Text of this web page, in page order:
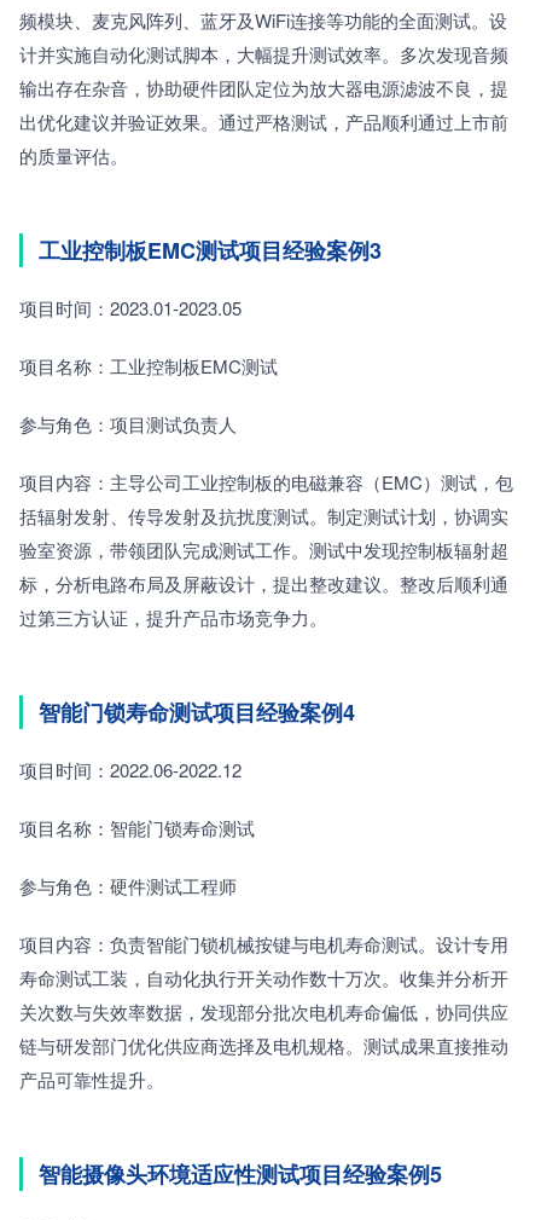
频模块、麦克风阵列、蓝牙及WiFi连接等功能的全面测试。设
计并实施自动化测试脚本，大幅提升测试效率。多次发现音频
输出存在杂音，协助硬件团队定位为放大器电源滤波不良，提
出优化建议并验证效果。通过严格测试，产品顺利通过上市前
的质量评估。
工业控制板EMC测试项目经验案例3
项目时间：2023.01-2023.05
项目名称：工业控制板EMC测试
参与角色：项目测试负责人
项目内容：主导公司工业控制板的电磁兼容（EMC）测试，包
括辐射发射、传导发射及抗扰度测试。制定测试计划，协调实
验室资源，带领团队完成测试工作。测试中发现控制板辐射超
标，分析电路布局及屏蔽设计，提出整改建议。整改后顺利通
过第三方认证，提升产品市场竞争力。
智能门锁寿命测试项目经验案例4
项目时间：2022.06-2022.12
项目名称：智能门锁寿命测试
参与角色：硬件测试工程师
项目内容：负责智能门锁机械按键与电机寿命测试。设计专用
寿命测试工装，自动化执行开关动作数十万次。收集并分析开
关次数与失效率数据，发现部分批次电机寿命偏低，协同供应
链与研发部门优化供应商选择及电机规格。测试成果直接推动
产品可靠性提升。
智能摄像头环境适应性测试项目经验案例5